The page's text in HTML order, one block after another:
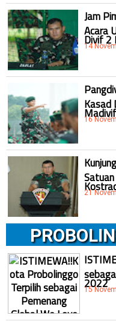
Jam
Acara
Divif 2
14
Kasad
16
21
2022
15